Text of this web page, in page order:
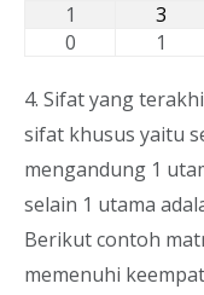
1
3
0
1
4. Sifat yang
sifat khusus yaitu
mengandung 1
selain 1 utama
Berikut contoh
memenuhi